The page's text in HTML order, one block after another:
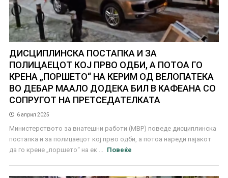
ДИСЦИПЛИНСКА ПОСТАПКА И ЗА
ПОЛИЦАЕЦОТ КОЈ ПРВО ОДБИ, А ПОТОА ГО
КРЕНА „ПОРШЕТО“ НА КЕРИМ ОД ВЕЛОПАТЕКА
ВО ДЕБАР МААЛО ДОДЕКА БИЛ В КАФЕАНА СО
СОПРУГОТ НА ПРЕТСЕДАТЕЛКАТА
6 април 2025
Министерството за внатешни работи (МВР) поведе дисциплинска
постапка и за полицаецот кој прво одби, а потоа нареди пајакот
да го крене „поршето“ на ек ...
Повеќе